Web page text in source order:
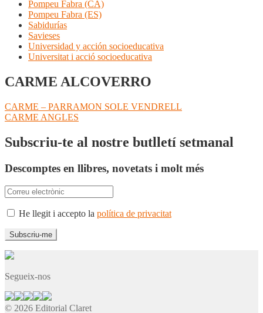
Pompeu Fabra (CA)
Pompeu Fabra (ES)
Sabidurías
Savieses
Universidad y acción socioeducativa
Universitat i acció socioeducativa
CARME ALCOVERRO
Navegació
d'entrades
Entrada
anterior:
CARME – PARRAMON SOLE VENDRELL
Pròxima
CARME ANGLES
Subscriu-te al nostre butlletí setmanal
Descomptes en llibres, novetats i molt més
He llegit i accepto la política de privacitat
Segueix-nos
© 2026 Editorial Claret